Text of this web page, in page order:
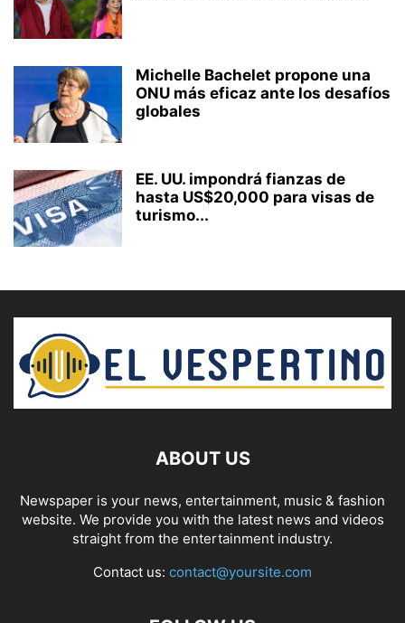
Michelle Bachelet propone una
ONU más eficaz ante los desafíos
globales
EE. UU. impondrá fianzas de
hasta US$20,000 para visas de
turismo...
ABOUT US
Newspaper is your news, entertainment, music & fashion
website. We provide you with the latest news and videos
straight from the entertainment industry.
Contact us: contact@yoursite.com